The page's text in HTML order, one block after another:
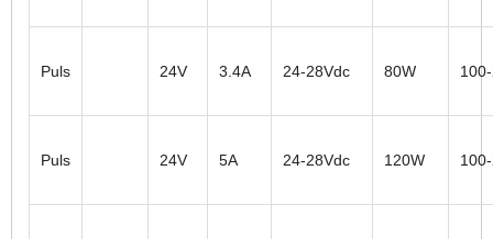
Puls 24V 3.4A 24-28Vdc 80W
Puls 24V 5A 24-28Vdc 120W